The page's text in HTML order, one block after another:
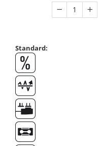
Cap microscop
Carcase si genti
Condensator microscop
Filtru Lambda
Filtru microscop
Filtru Quartz wedge
Huse de protectie
Iluminare microscop
Kit camp intunecat
Lichid calibrare
Standard: